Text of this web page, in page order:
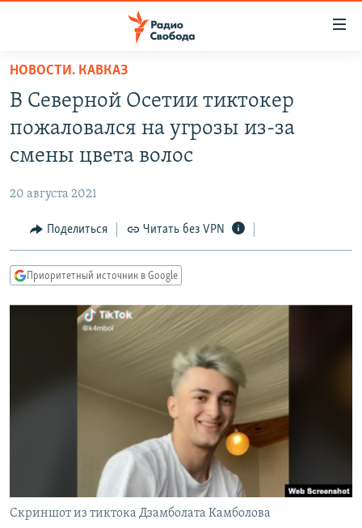
упрощенного
доступа
основному
Вернутся
Вернутся
ПОДКАСТЫ
МНЕНИЯ
КУЛЬТУРА
КАВКАЗ.РЕАЛИИ
СЕВЕР.РЕАЛИИ
ПОДПИШИТЕСЬ НА РАССЫЛКУ
НОВОСТИ. КАВКАЗ
В Северной Осетии тиктокер
пожаловался на угрозы из-за
смены цвета волос
20 августа 2021
Поделиться Читать без VPN
Приоритетный источник в Google
Скриншот из тиктока Дзамболата Камболова